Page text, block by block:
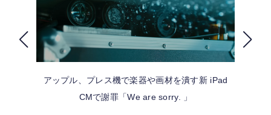
公式ストア
アップル、プレス機で楽器や画材を潰す新 iPad
CMで謝罪「We are sorry. 」